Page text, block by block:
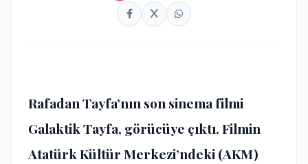
Rafadan Tayfa’nın son sinema filmi
Galaktik Tayfa, görücüye çıktı. Filmin
Atatürk Kültür Merkezi’ndeki (AKM)